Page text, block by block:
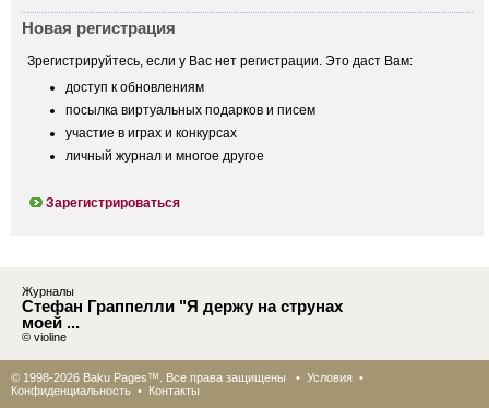
Новая регистрация
Зрегистрируйтесь, если у Вас нет регистрации. Это даст Вам:
доступ к обновлениям
посылка виртуальных подарков и писем
участие в играх и конкурсах
личный журнал и многое другое
Зарегистрироваться
Журналы
Стефан Граппелли "Я держу на струнах
моей ...
© violine
© 1998-2026 Baku Pages™. Все права защищены • Условия •
Конфиденциальность • Контакты